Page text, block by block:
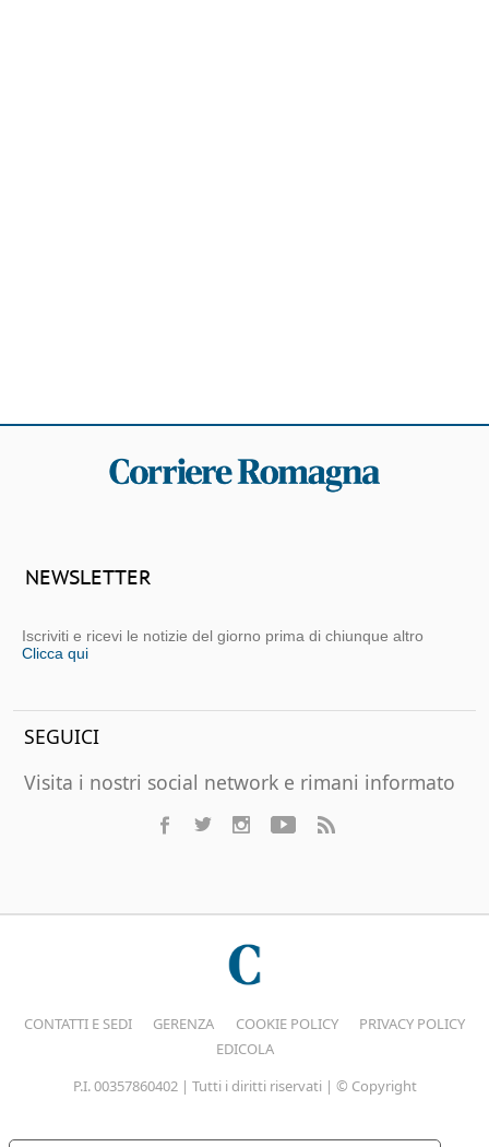
NEWSLETTER
Iscriviti e ricevi le notizie del giorno prima di chiunque altro
Clicca qui
SEGUICI
Visita i nostri social network e rimani informato
CONTATTI E SEDI GERENZA COOKIE POLICY
PRIVACY POLICY
EDICOLA
P.I. 00357860402 | Tutti i diritti riservati | © Copyright